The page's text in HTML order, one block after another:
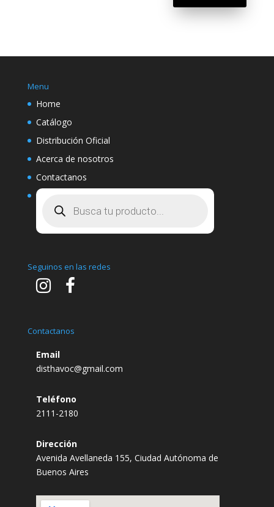
Menu
Home
Catálogo
Distribución Oficial
Acerca de nosotros
Contactanos
Seguinos en las redes
Contactanos
Email
disthavoc@gmail.com
Teléfono
2111-2180
Dirección
Avenida Avellaneda 155, Ciudad Autónoma de
Buenos Aires